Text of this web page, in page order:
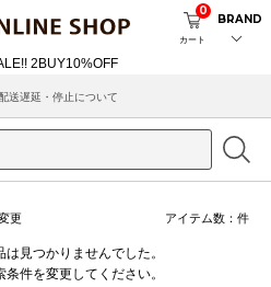
カート
0
BRAND
送遅延・停止について
更 アイテム数： 件
見つかりませんでした。
件を変更してください。